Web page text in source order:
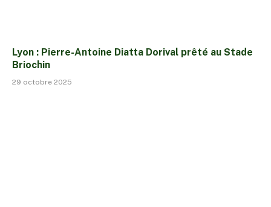
Lyon : Pierre-Antoine Diatta Dorival prêté au Stade
Briochin
29 octobre 2025